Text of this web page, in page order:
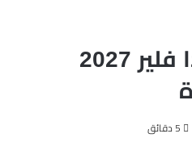
الكشف عن مازدا فلير 2027